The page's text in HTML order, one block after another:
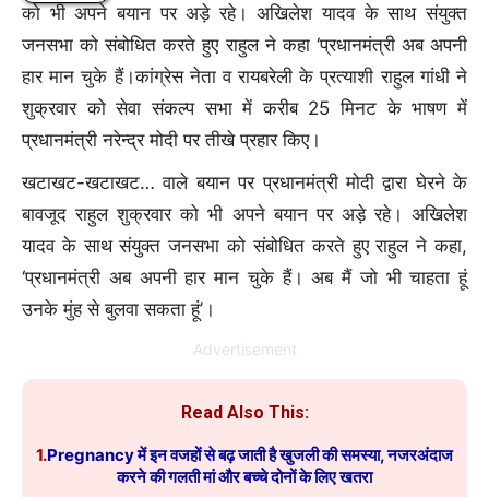
को भी अपने बयान पर अड़े रहे। अखिलेश यादव के साथ संयुक्त
जनसभा को संबोधित करते हुए राहुल ने कहा ‘प्रधानमंत्री अब अपनी
हार मान चुके हैं।कांग्रेस नेता व रायबरेली के प्रत्याशी राहुल गांधी ने
शुक्रवार को सेवा संकल्प सभा में करीब 25 मिनट के भाषण में
प्रधानमंत्री नरेन्द्र मोदी पर तीखे प्रहार किए।
खटाखट-खटाखट… वाले बयान पर प्रधानमंत्री मोदी द्वारा घेरने के
बावजूद राहुल शुक्रवार को भी अपने बयान पर अड़े रहे। अखिलेश
यादव के साथ संयुक्त जनसभा को संबोधित करते हुए राहुल ने कहा,
‘प्रधानमंत्री अब अपनी हार मान चुके हैं। अब मैं जो भी चाहता हूं
उनके मुंह से बुलवा सकता हूं’।
Advertisement
Read Also This:
1.Pregnancy में इन वजहों से बढ़ जाती है खुजली की समस्या, नजरअंदाज
करने की गलती मां और बच्चे दोनों के लिए खतरा